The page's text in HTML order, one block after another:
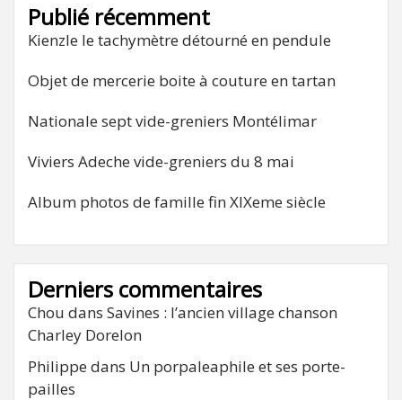
Publié récemment
Kienzle le tachymètre détourné en pendule
Objet de mercerie boite à couture en tartan
Nationale sept vide-greniers Montélimar
Viviers Adeche vide-greniers du 8 mai
Album photos de famille fin XIXeme siècle
Derniers commentaires
Chou dans Savines : l’ancien village chanson
Charley Dorelon
Philippe dans Un porpaleaphile et ses porte-
pailles